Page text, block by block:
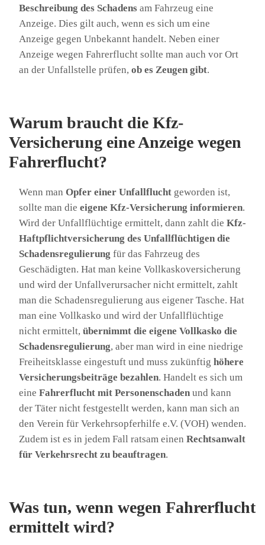
Beschreibung des Schadens am Fahrzeug eine
Anzeige. Dies gilt auch, wenn es sich um eine
Anzeige gegen Unbekannt handelt. Neben einer
Anzeige wegen Fahrerflucht sollte man auch vor Ort
an der Unfallstelle prüfen, ob es Zeugen gibt.
Warum braucht die Kfz-
Versicherung eine Anzeige wegen
Fahrerflucht?
Wenn man Opfer einer Unfallflucht geworden ist,
sollte man die eigene Kfz-Versicherung informieren.
Wird der Unfallflüchtige ermittelt, dann zahlt die Kfz-
Haftpflichtversicherung des Unfallflüchtigen die
Schadensregulierung für das Fahrzeug des
Geschädigten. Hat man keine Vollkaskoversicherung
und wird der Unfallverursacher nicht ermittelt, zahlt
man die Schadensregulierung aus eigener Tasche. Hat
man eine Vollkasko und wird der Unfallflüchtige
nicht ermittelt, übernimmt die eigene Vollkasko die
Schadensregulierung, aber man wird in eine niedrige
Freiheitsklasse eingestuft und muss zukünftig höhere
Versicherungsbeiträge bezahlen. Handelt es sich um
eine Fahrerflucht mit Personenschaden und kann
der Täter nicht festgestellt werden, kann man sich an
den Verein für Verkehrsopferhilfe e.V. (VOH) wenden.
Zudem ist es in jedem Fall ratsam einen Rechtsanwalt
für Verkehrsrecht zu beauftragen.
Was tun, wenn wegen Fahrerflucht
ermittelt wird?